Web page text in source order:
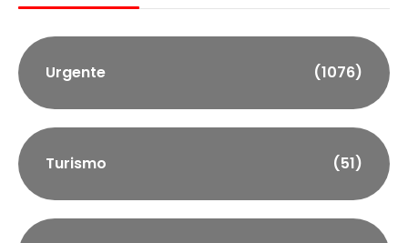
Urgente (1076)
Turismo (51)